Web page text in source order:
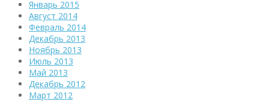
Январь 2015
Август 2014
Февраль 2014
Декабрь 2013
Ноябрь 2013
Июль 2013
Май 2013
Декабрь 2012
Март 2012